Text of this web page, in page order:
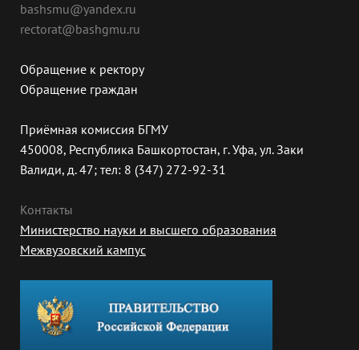
bashsmu@yandex.ru
rectorat@bashgmu.ru
Обращение к ректору
Обращение граждан
Приёмная комиссия БГМУ
450008, Республика Башкортостан, г. Уфа, ул. Заки
Валиди, д. 47; тел: 8 (347) 272-92-31
Контакты
Министерство науки и высшего образования
Межвузовский кампус